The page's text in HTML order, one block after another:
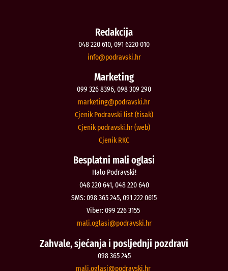
Redakcija
048 220 610, 091 6220 010
rh.iksvardop
@ofni
Marketing
099 326 8396, 098 309 290
rh.iksvardop
@gnitekram
Cjenik Podravski list (tisak)
Cjenik podravski.hr (web)
Cjenik RKC
Besplatni mali oglasi
Halo Podravski!
048 220 641, 048 220 640
SMS: 098 365 245, 091 222 0615
Viber: 099 226 3155
rh.iksvardop
@isalgo.ilam
Zahvale, sjećanja i posljednji pozdravi
098 365 245
rh.iksvardop
@isalgo.ilam